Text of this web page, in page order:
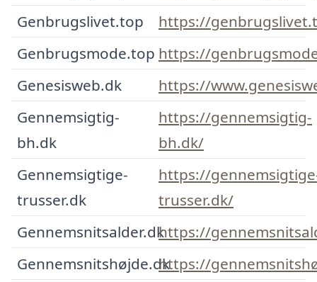
Genbrugslivet.top
https://
Genbrugsmode.top https://
Genesisweb.dk
https://
Gennemsigtig-
bh.dk
https://gennemsigtig-
bh.dk/
Gennemsigtige-
trusser.dk
https://
trusser.dk/
Gennemsnitsalder.dkhttps://
Gennemsnitshøjde.dkhttps://